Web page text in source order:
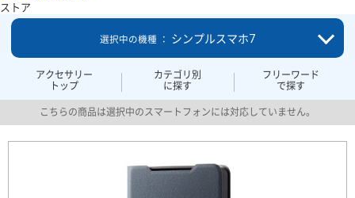
ストア
アクセサリー
トップ
カテゴリ別
に探す
フリーワード
で探す
選択中の機種 ： シンプルスマホ7
こちらの商品は選択中のスマートフォンには対応していません。